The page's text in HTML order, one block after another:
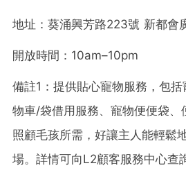
地址：葵涌興芳路223號 新都會
開放時間：10am–10pm
備註1：提供貼心寵物服務，包
物車/袋借用服務、寵物便便袋、
照顧毛孩所需，好讓主人能輕鬆
場。詳情可向L2顧客服務中心查